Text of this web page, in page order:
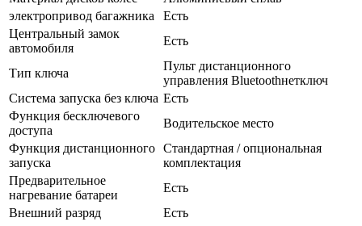
электропривод багажника
Есть
Центральный замок
автомобиля
Есть
Тип ключа
Пульт дистанционного
управления Bluetoothнетключ
Система запуска без ключа Есть
Функция бесключевого
доступа
Водительское место
Функция дистанционного
запуска
Стандартная / опциональная
комплектация
Предварительное
нагревание батареи
Есть
Внешний разряд
Есть